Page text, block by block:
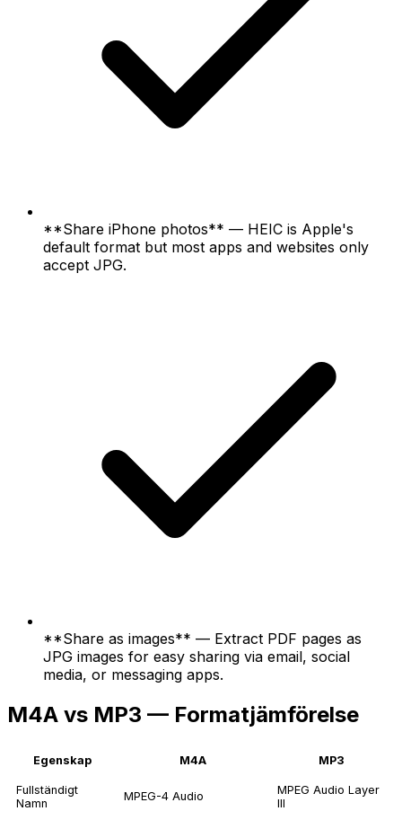
**Share iPhone photos** — HEIC is Apple's
default format but most apps and websites only
accept JPG.
**Share as images** — Extract PDF pages as
JPG images for easy sharing via email, social
media, or messaging apps.
M4A vs MP3 — Formatjämförelse
Egenskap M4A MP3
Fullständigt
Namn
MPEG-4 Audio
MPEG Audio Layer
III